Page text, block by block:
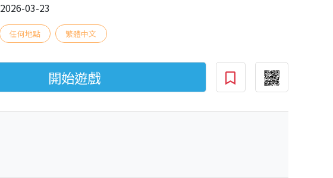
2026-03-23
任何地點 繁體中文
開始遊戲